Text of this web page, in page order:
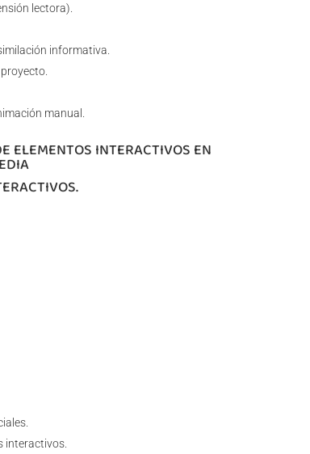
lectora).
informativa.
manual.
ELEMENTOS INTERACTIVOS EN
interactivos.